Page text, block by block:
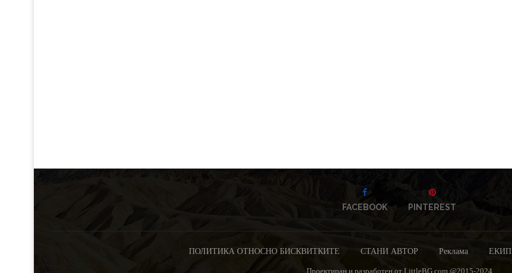
FACEBOOK PINTEREST
ПОЛИТИКА ОТНОСНО БИСКВИТКИТЕ СТАНИ АВТОР Реклама ЕКИП
Проектиран и разработен от LittleBG.com @2015-2024